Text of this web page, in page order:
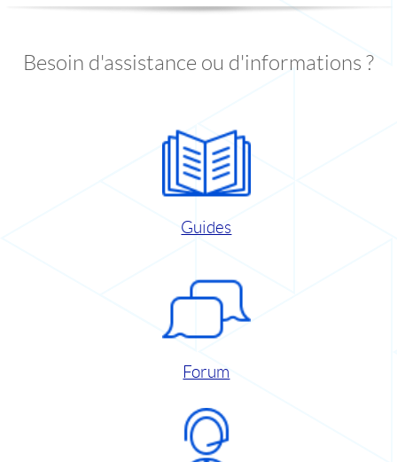
Besoin d'assistance ou d'informations ?
Guides
Forum